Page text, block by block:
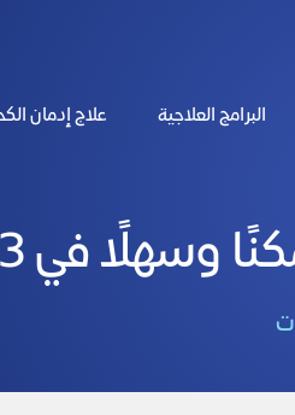
البرامج العلاجية علاج إدمان
في 3 خطوات